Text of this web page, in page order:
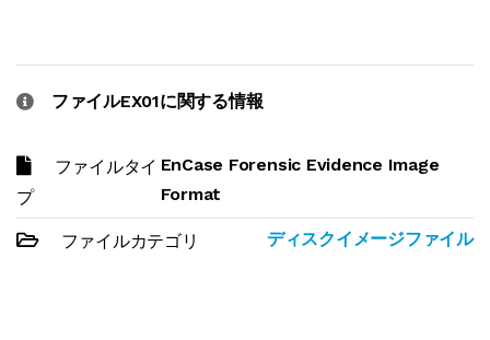
ファイルEX01に関する情報
ファイルタイ
プ
EnCase Forensic Evidence Image
Format
ファイルカテゴリ ディスクイメージファイル